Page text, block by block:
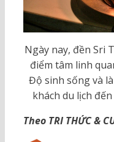
Ngày nay, đền Sri
điểm tâm linh
Độ sinh sống và
khách du lịch
Theo TRI THỨC &